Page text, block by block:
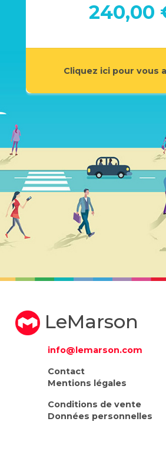
240,00
Cliquez ici pour vous
LeMarson
info@lemarson.com
Contact
Mentions légales
Conditions de vente
Données personnelles